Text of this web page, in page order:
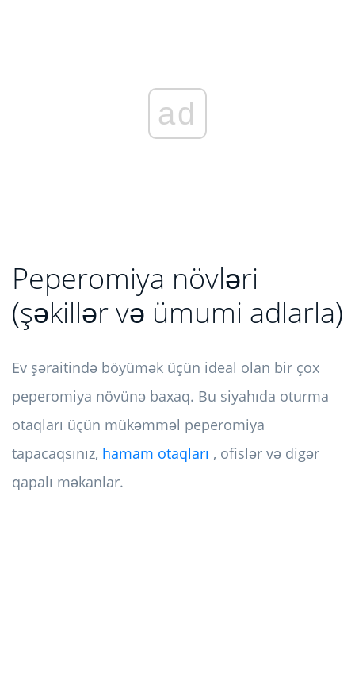
ad
Peperomiya növləri
(şəkillər və ümumi adlarla)
Ev şəraitində böyümək üçün ideal olan bir çox
peperomiya növünə baxaq. Bu siyahıda oturma
otaqları üçün mükəmməl peperomiya
tapacaqsınız, hamam otaqları , ofislər və digər
qapalı məkanlar.